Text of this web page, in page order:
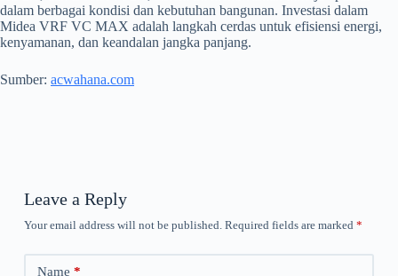
dalam berbagai kondisi dan kebutuhan bangunan. Investasi dalam
Midea VRF VC MAX adalah langkah cerdas untuk efisiensi energi,
kenyamanan, dan keandalan jangka panjang.
Sumber: acwahana.com
Leave a Reply
Your email address will not be published. Required fields are marked *
Name *